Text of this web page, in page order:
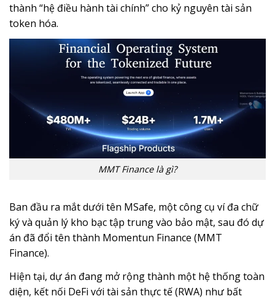
thành “hệ điều hành tài chính” cho kỷ nguyên tài sản
token hóa.
MMT Finance là gì?
Ban đầu ra mắt dưới tên MSafe, một công cụ ví đa chữ
ký và quản lý kho bạc tập trung vào bảo mật, sau đó dự
án đã đổi tên thành Momentun Finance (MMT
Finance).
Hiện tại, dự án đang mở rộng thành một hệ thống toàn
diện, kết nối DeFi với tài sản thực tế (RWA) như bất